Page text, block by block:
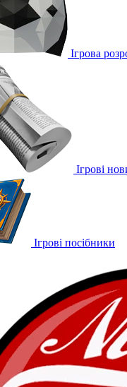
Ігрова
Ігрові
Ігрові посібники